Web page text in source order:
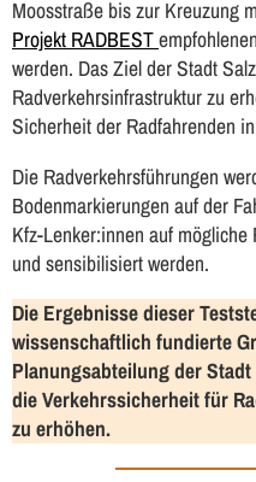
Moosstraße bis zur Kreuzung
Projekt RADBEST
werden. Das Ziel der Stadt
Radverkehrsinfrastruktur zu
Sicherheit der Radfahrenden
Die Radverkehrsführungen
Bodenmarkierungen auf der
Kfz-Lenker:innen auf
und sensibilisiert werden.
Die Ergebnisse dieser
wissenschaftlich fundierte
Planungsabteilung der
die Verkehrssicherheit für
zu erhöhen.